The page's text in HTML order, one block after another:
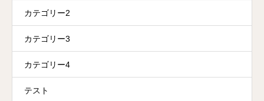
カテゴリー2
カテゴリー3
カテゴリー4
テスト